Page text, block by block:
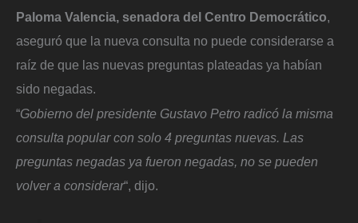
Paloma Valencia, senadora del Centro Democrático,
aseguró que la nueva consulta no puede considerarse a
raíz de que las nuevas preguntas plateadas ya habían
sido negadas.
“Gobierno del presidente Gustavo Petro radicó la misma
consulta popular con solo 4 preguntas nuevas. Las
preguntas negadas ya fueron negadas, no se pueden
volver a considerar“, dijo.